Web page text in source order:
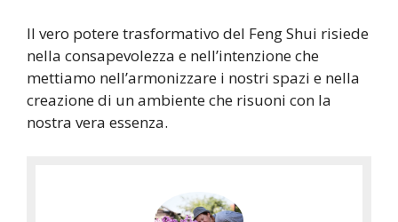
Il vero potere trasformativo del Feng Shui risiede
nella consapevolezza e nell’intenzione che
mettiamo nell’armonizzare i nostri spazi e nella
creazione di un ambiente che risuoni con la
nostra vera essenza.